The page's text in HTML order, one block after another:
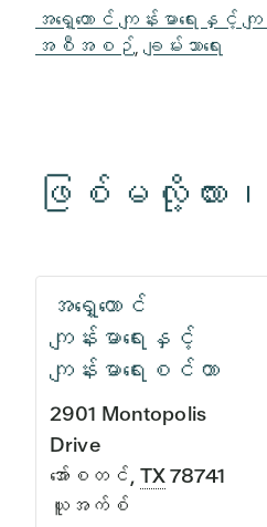
အရှေ့တောင် ကျန်းမာရေးနှင့် ကျ
အစီအစဉ်, ချမ်းသာရေး
ဖြစ်မလို့လား၊
အရှေ့တောင်
ကျန်းမာရေးနှင့်
ကျန်းမာရေးစင်တာ
2901 Montopolis
Drive
အော်စတင်, TX78741
ယူအက်စ်